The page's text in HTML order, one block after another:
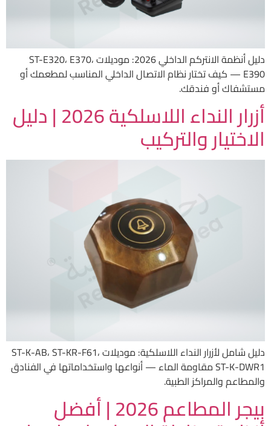
دليل أنظمة الانتركم الداخلي 2026: موديلات ST-E320، E370،
E390 — كيف تختار نظام الاتصال الداخلي المناسب لمطعمك أو
مستشفاك أو فندقك.
أزرار النداء اللاسلكية 2026 | دليل
الاختيار والتركيب
دليل شامل لأزرار النداء اللاسلكية: موديلات ST-K-AB، ST-KR-F61،
ST-K-DWR1 مقاومة الماء — أنواعها واستخداماتها في الفنادق
والمطاعم والمراكز الطبية.
بيجر المطاعم 2026 | أفضل